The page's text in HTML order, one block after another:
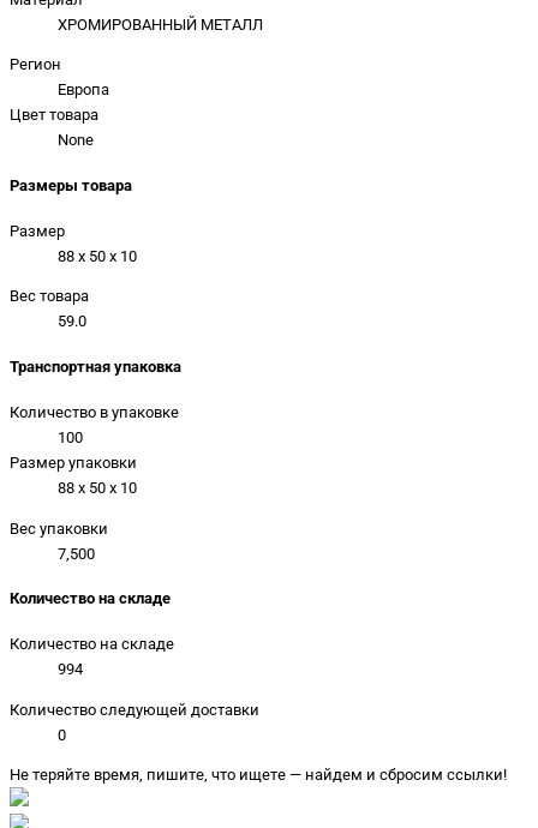
ХРОМИРОВАННЫЙ МЕТАЛЛ
Регион
Европа
Цвет товара
None
Размеры товара
Размер
88 x 50 x 10
Вес товара
59.0
Транспортная упаковка
Количество в упаковке
100
Размер упаковки
88 x 50 x 10
Вес упаковки
7,500
Количество на складе
Количество на складе
994
Количество следующей доставки
0
Не теряйте время, пишите, что ищете — найдем и сбросим ссылки!